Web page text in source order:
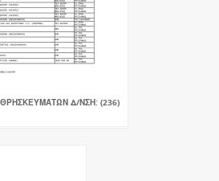
ΘΡΗΣΚΕΥΜΆΤΩΝ Δ/ΝΣΗ: (236)